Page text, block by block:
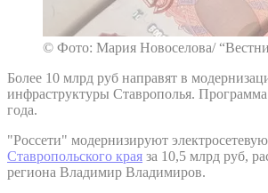
© Фото: Мария Новоселова/
Более 10 млрд руб направят в
инфраструктуры Ставрополья. Программа
года.
"Россети" модернизируют
Ставропольского края за 10,5 млрд руб,
региона Владимир Владимиров.